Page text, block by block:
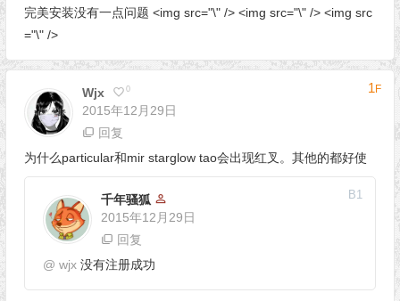
完美安装没有一点问题 <img src="\" /> <img src="\" /> <img src
="\" />
Wjx 0
2015年12月29日
1F
回复
为什么particular和mir starglow tao会出现红叉。其他的都好使
千年骚狐
2015年12月29日
B1
回复
@ wjx没有注册成功